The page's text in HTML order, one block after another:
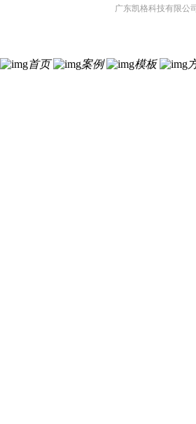
广东凯格科技有限公
首页 案例 模板